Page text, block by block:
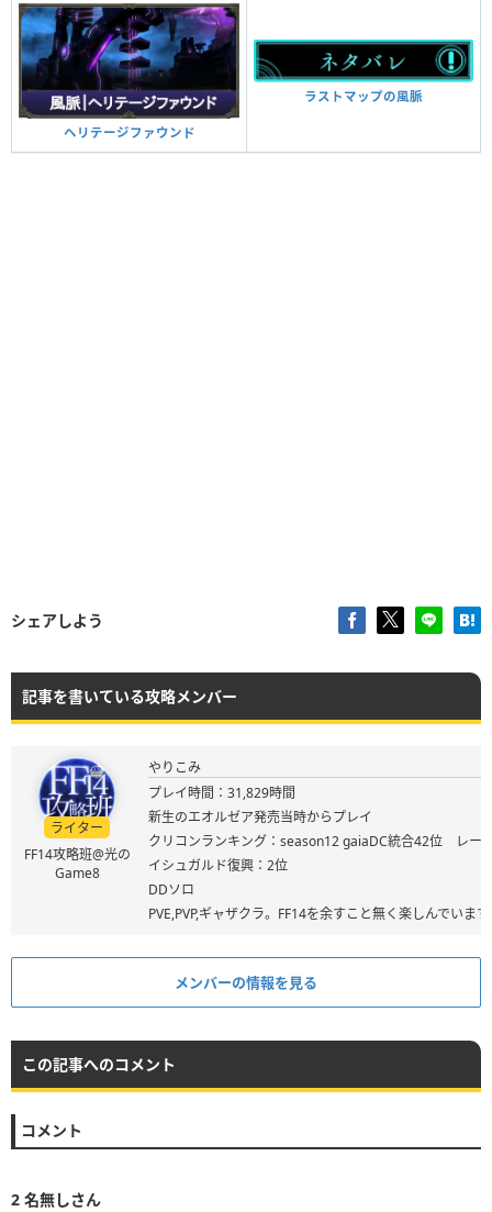
ヘリテージファウンド
ラストマップの風脈
シェアしよう
記事を書いている攻略メンバー
ライター
FF14攻略班@光の
Game8
やりこみ
プレイ時間：31,829時間
新生のエオルゼア発売当時からプレイ
クリコンランキング：season12 gaiaDC統合42位 レー
イシュガルド復興：2位
DDソロ
PVE,PVP,ギャザクラ。FF14を余すこと無く楽しんでいま
メンバーの情報を見る
この記事へのコメント
コメント
2 名無しさん